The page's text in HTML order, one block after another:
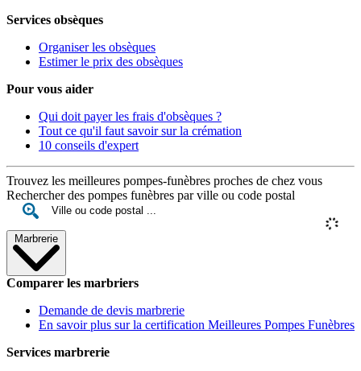
Services obsèques
Organiser les obsèques
Estimer le prix des obsèques
Pour vous aider
Qui doit payer les frais d'obsèques ?
Tout ce qu'il faut savoir sur la crémation
10 conseils d'expert
Trouvez les meilleures pompes-funèbres proches de chez vous
Rechercher des pompes funèbres par ville ou code postal
Marbrerie
Comparer les marbriers
Demande de devis marbrerie
En savoir plus sur la certification Meilleures Pompes Funèbres
Services marbrerie